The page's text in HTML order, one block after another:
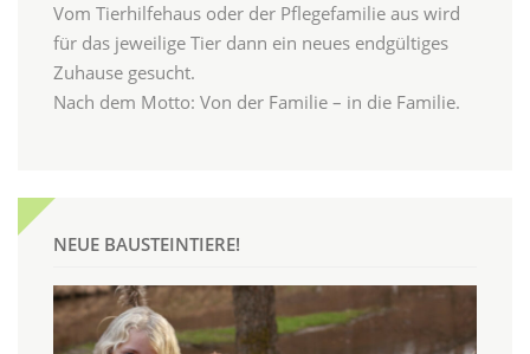
Vom Tierhilfehaus oder der Pflegefamilie aus wird
für das jeweilige Tier dann ein neues endgültiges
Zuhause gesucht.
Nach dem Motto: Von der Familie – in die Familie.
NEUE BAUSTEINTIERE!